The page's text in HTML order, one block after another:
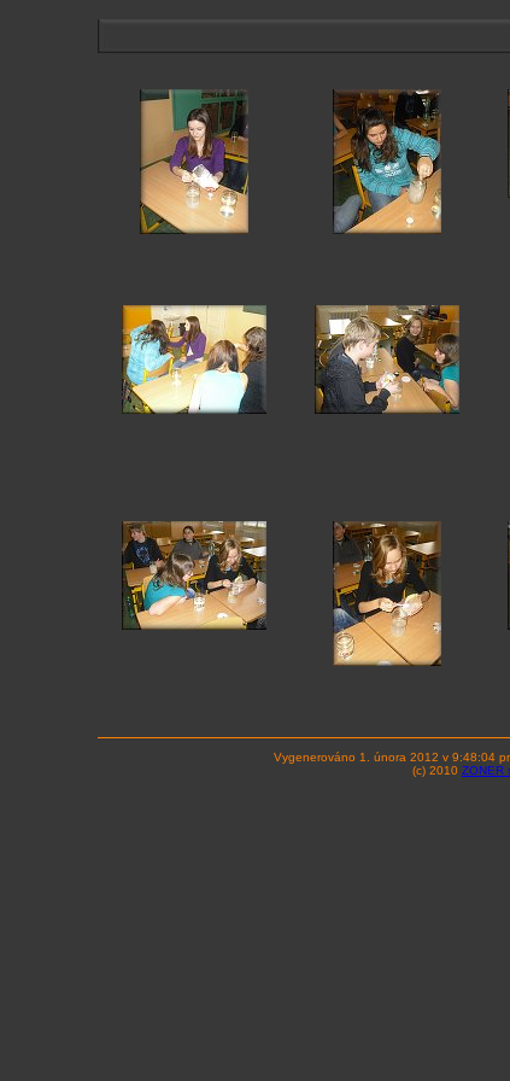
Vygenerováno 1. února 2012 v 9:48:04
(c) 2010 ZONER